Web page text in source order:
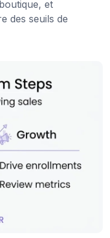
et
des seuils de